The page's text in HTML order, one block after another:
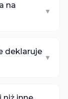
na
▾
deklaruje
▾